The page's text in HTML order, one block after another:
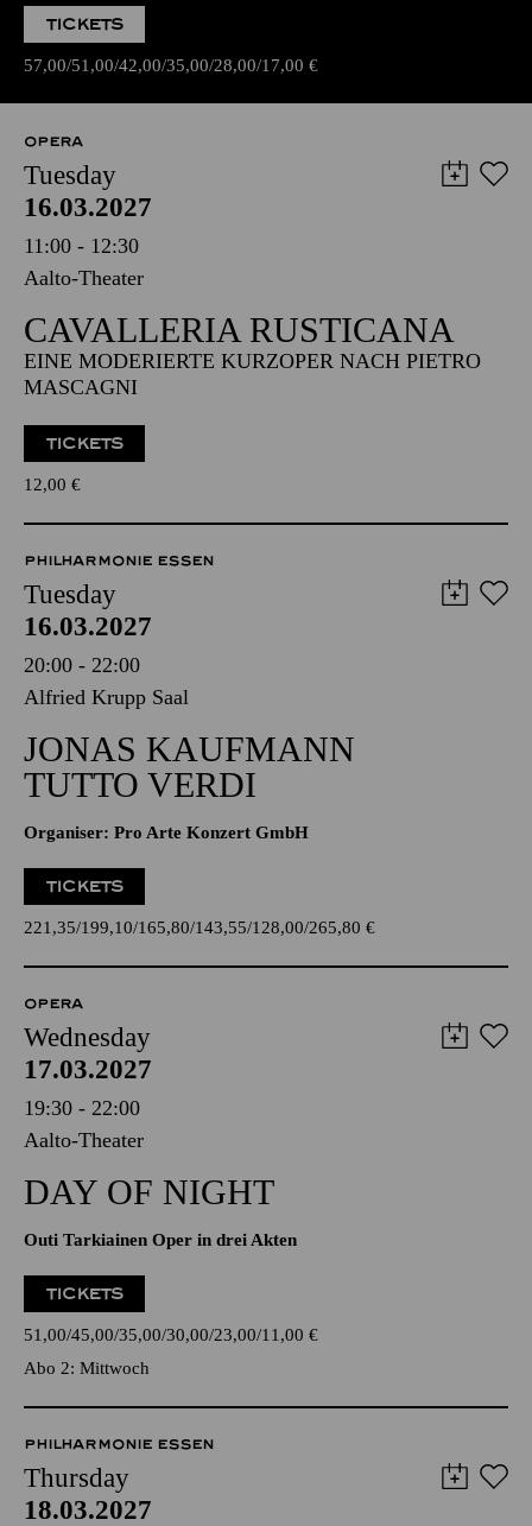
TICKETS
57,00 51,00 42,00 35,00 28,00 17,00 €
OPERA
Tuesday
16.03.2027
11:00 - 12:30
Aalto-Theater
CAVALLERIA RUSTICANA
EINE MODERIERTE KURZOPER NACH PIETRO
MASCAGNI
TICKETS
12,00 €
PHILHARMONIE ESSEN
Tuesday
16.03.2027
20:00 - 22:00
Alfried Krupp Saal
JONAS KAUFMANN
TUTTO VERDI
Organiser: Pro Arte Konzert GmbH
TICKETS
221,35 199,10 165,80 143,55 128,00 265,80 €
OPERA
Wednesday
17.03.2027
19:30 - 22:00
Aalto-Theater
DAY OF NIGHT
Outi Tarkiainen Oper in drei Akten
TICKETS
51,00 45,00 35,00 30,00 23,00 11,00 €
Abo 2: Mittwoch
PHILHARMONIE ESSEN
Thursday
18.03.2027